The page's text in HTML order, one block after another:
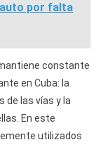
por falta
constante
en Cuba: la
de las vías y la
En este
utilizados